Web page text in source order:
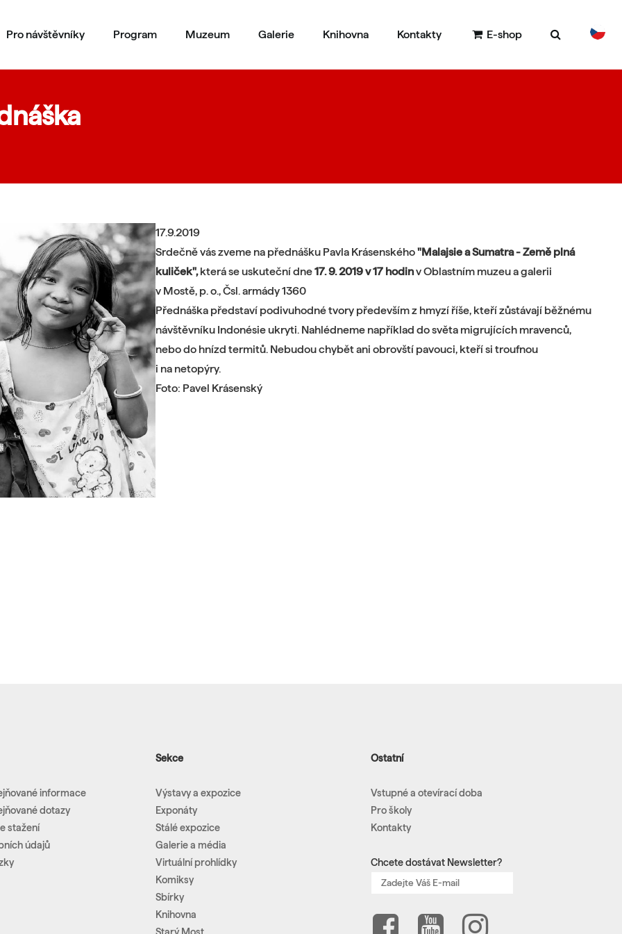
EN
Pro návštěvníky Program Muzeum Galerie Knihovna Kontakty E-shop
17.9.2019
Srdečně vás zveme na přednášku Pavla Krásenského"Malajsie a Sumatra - Země plná
kuliček",která se uskuteční dne17. 9. 2019 v 17 hodinv Oblastním muzeu a galerii
v Mostě, p. o., Čsl. armády 1360
Přednáška představí podivuhodné tvory především z hmyzí říše, kteří zůstávají běžnému
návštěvníku Indonésie ukryti. Nahlédneme například do světa migrujících mravenců,
nebo do hnízd termitů. Nebudou chybět ani obrovští pavouci, kteří si troufnou
i na netopýry.
Foto: Pavel Krásenský
informace
dotazy
stažení
údajů
Sekce
Výstavy a expozice
Exponáty
Stálé expozice
Galerie a média
Virtuální prohlídky
Komiksy
Sbírky
Knihovna
Ostatní
Vstupné a otevírací doba
Pro školy
Kontakty
Chcete dostávat Newsletter?